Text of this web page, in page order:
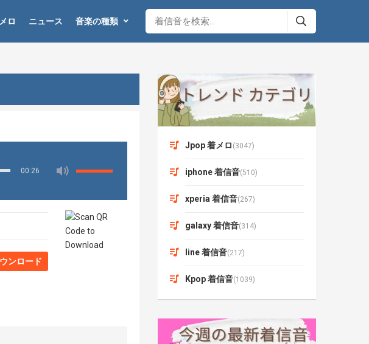
ロ ニュース 音楽の種類
00:26
ンロード
Jpop 着メロ (3047)
iphone 着信音(510)
xperia 着信音(267)
galaxy 着信音(314)
line 着信音(217)
Kpop 着信音(1039)